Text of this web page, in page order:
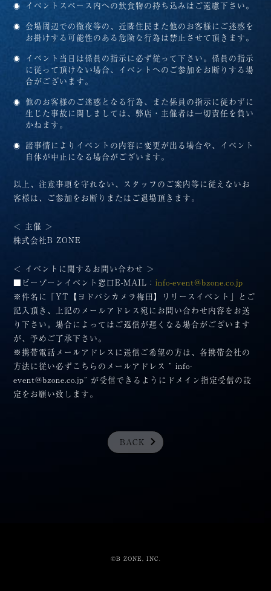
イベントスペース内への飲食物の持ち込みはご遠慮下さい。
会場周辺での徹夜等の、近隣住民また他のお客様にご迷惑を
お掛けする可能性のある危険な行為は禁止させて頂きます。
イベント当日は係員の指示に必ず従って下さい。係員の指示
に従って頂けない場合、イベントへのご参加をお断りする場
合がございます。
他のお客様のご迷惑となる行為、また係員の指示に従わずに
生じた事故に関しましては、弊店・主催者は一切責任を負い
かねます。
諸事情によりイベントの内容に変更が出る場合や、イベント
自体が中止になる場合がございます。
以上、注意事項を守れない、スタッフのご案内等に従えないお
客様は、ご参加をお断りまたはご退場頂きます。
＜ 主催 ＞
株式会社B ZONE
＜ イベントに関するお問い合わせ ＞
■ビーゾーンイベント窓口E-MAIL：info-event@bzone.co.jp
※件名に「YT【ヨドバシカメラ梅田】リリースイベント」とご
記入頂き、上記のメールアドレス宛にお問い合わせ内容をお送
り下さい。場合によってはご返信が遅くなる場合がございます
が、予めご了承下さい。
※携帯電話メールアドレスに送信ご希望の方は、各携帯会社の
方法に従い必ずこちらのメールアドレス ” info-
event@bzone.co.jp” が受信できるようにドメイン指定受信の設
定をお願い致します。
BACK
©B ZONE, INC.